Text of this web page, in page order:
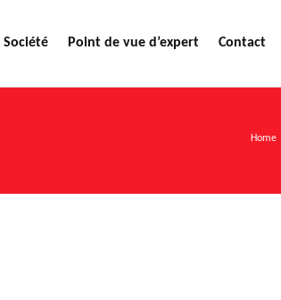
Société Point de vue d’expert Contact
Home